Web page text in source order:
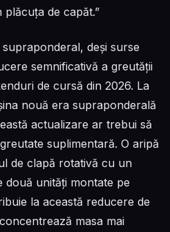
de capăt.”
deși surse
semnificativă a greutății
de cursă din 2026. La
nouă era supraponderală
actualizare ar trebui să
suplimentară. O aripă
de clapă rotativă cu un
unități montate pe
la această reducere de
masa mai